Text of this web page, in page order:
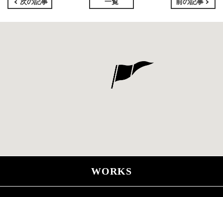
次の記事 一覧 前の記事
WORKS